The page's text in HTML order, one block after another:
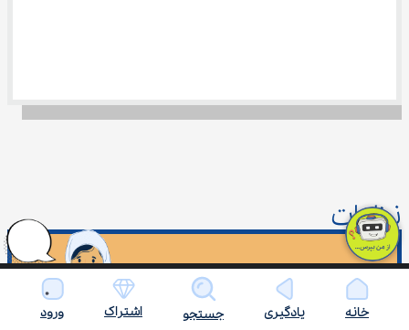
نظرات
نظر کاربران
خانه یادگیری جستجو اشتراک ورود